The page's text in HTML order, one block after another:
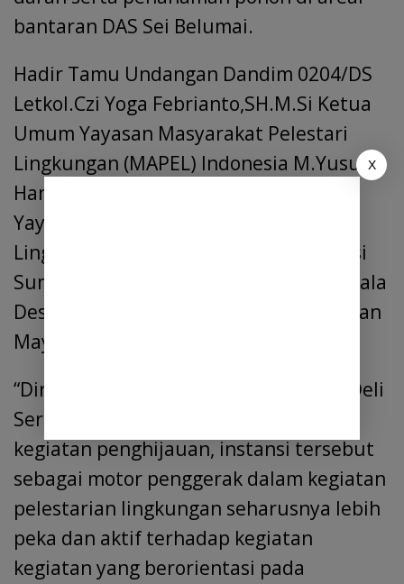
bantaran DAS Sei Belumai.
Hadir Tamu Undangan Dandim 0204/DS
Letkol.Czi Yoga Febrianto,SH.M.Si Ketua
Umum Yayasan Masyarakat Pelestari
Lingkungan (MAPEL) Indonesia M.Yusuf
Hanafi Sinaga,S.sos,M.sos, Pengurus
Yayasan Masyarakat Pelestari
Lingkungan (MAPEL) Indonesia Propinsi
Sumut, Muspika Tanjung Morawa, Kepala
Desa Buntu Bedimbar, Pelaku Usaha dan
Mayarakat.
“Dinas Lingkungan Hidup Kabupaten Deli
Serdang Tidak Tampak Hadir dalam
kegiatan penghijauan, instansi tersebut
sebagai motor penggerak dalam kegiatan
pelestarian lingkungan seharusnya lebih
peka dan aktif terhadap kegiatan
kegiatan yang berorientasi pada
X